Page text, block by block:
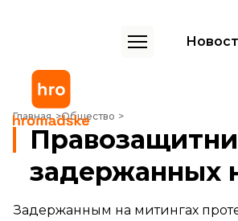
Главная Общество
Правозащитники сообщают о нарушении
задержанных
Задержанным на митингах